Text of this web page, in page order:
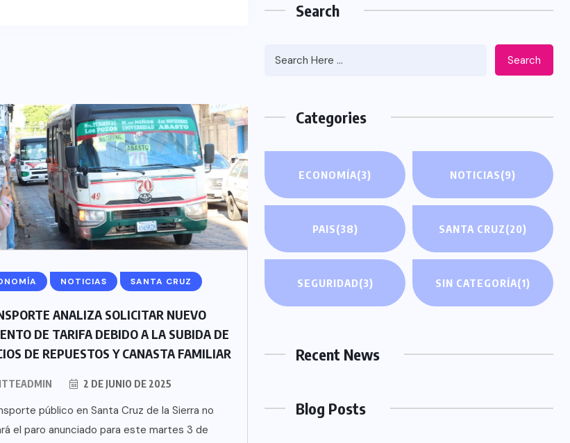
NOTICIAS SANTA CRUZ
ANALIZA SOLICITAR NUEVO
DE TARIFA DEBIDO A LA SUBIDA DE
DE REPUESTOS Y CANASTA FAMILIAR
2 DE JUNIO DE 2025
público en Santa Cruz de la Sierra no
el paro anunciado para este martes 3 de
Search
Search
Categories
ECONOMÍA(3) NOTICIAS(9)
PAIS(38) SANTA CRUZ(20)
SEGURIDAD(3) SIN CATEGORÍA(1)
Recent News
Blog Posts